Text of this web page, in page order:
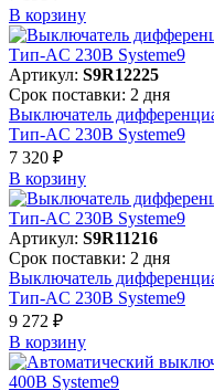
В корзинy
Артикул: S9R12225
Срок поставки: 2 дня
Выключатель
Тип-AC 230В Systeme9
7 320 ₽
В корзинy
Артикул: S9R11216
Срок поставки: 2 дня
Выключатель
Тип-AC 230В Systeme9
9 272 ₽
В корзинy